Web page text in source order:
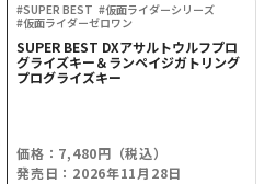
#SUPER BEST #仮面ライダーシリーズ
#仮面ライダーゼロワン
SUPER BEST DXアサルトウルフプロ
グライズキー＆ランペイジガトリング
プログライズキー
価格：7,480円（税込）
発売日：2026年11月28日